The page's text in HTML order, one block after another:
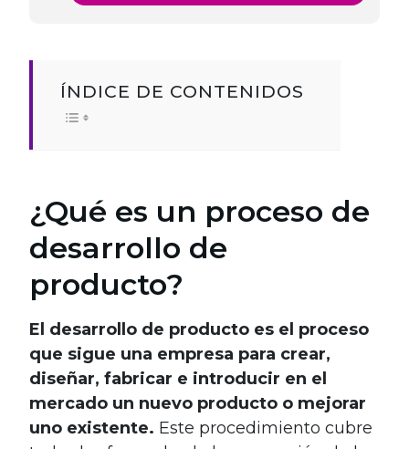
ÍNDICE DE CONTENIDOS
¿Qué es un proceso de
desarrollo de
producto?
El desarrollo de producto es el proceso
que sigue una empresa para crear,
diseñar, fabricar e introducir en el
mercado un nuevo producto o mejorar
uno existente. Este procedimiento cubre